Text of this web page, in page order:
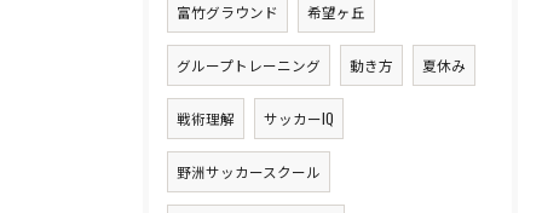
富竹グラウンド 希望ヶ丘
グループトレーニング 動き方 夏休み
戦術理解 サッカーIQ
野洲サッカースクール